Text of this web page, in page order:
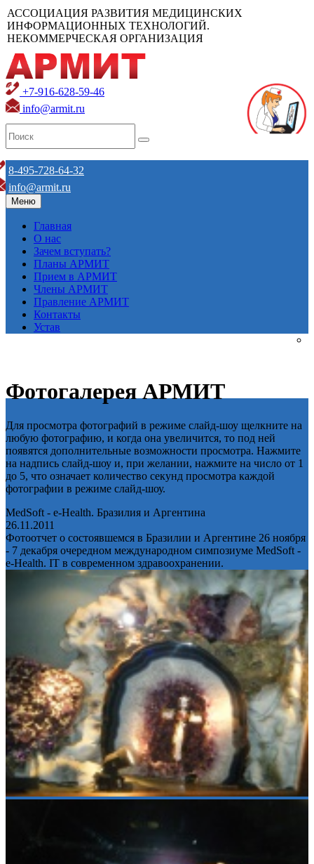
АССОЦИАЦИЯ РАЗВИТИЯ МЕДИЦИНСКИХ
ИНФОРМАЦИОННЫХ ТЕХНОЛОГИЙ.
НЕКОММЕРЧЕСКАЯ ОРГАНИЗАЦИЯ
+7-916-628-59-46
info@armit.ru
8-495-728-64-32
info@armit.ru
Меню
Главная
О нас
Зачем вступать?
Планы АРМИТ
Прием в АРМИТ
Члены АРМИТ
Правление АРМИТ
Контакты
Устав
Фотогалерея АРМИТ
Для просмотра фотографий в режиме слайд-шоу щелкните на
любую фотографию, и когда она увеличится, то под ней
появятся дополнительные возможности просмотра. Нажмите
на надпись слайд-шоу и, при желании, нажмите на число от 1
до 5, что означает количество секунд просмотра каждой
фотографии в режиме слайд-шоу.
MedSoft - e-Health. Бразилия и Аргентина
26.11.2011
Фотоотчет о состоявшемся в Бразилии и Аргентине 26 ноября
- 7 декабря очередном международном симпозиуме MedSoft -
e-Health. IT в современном здравоохранении.